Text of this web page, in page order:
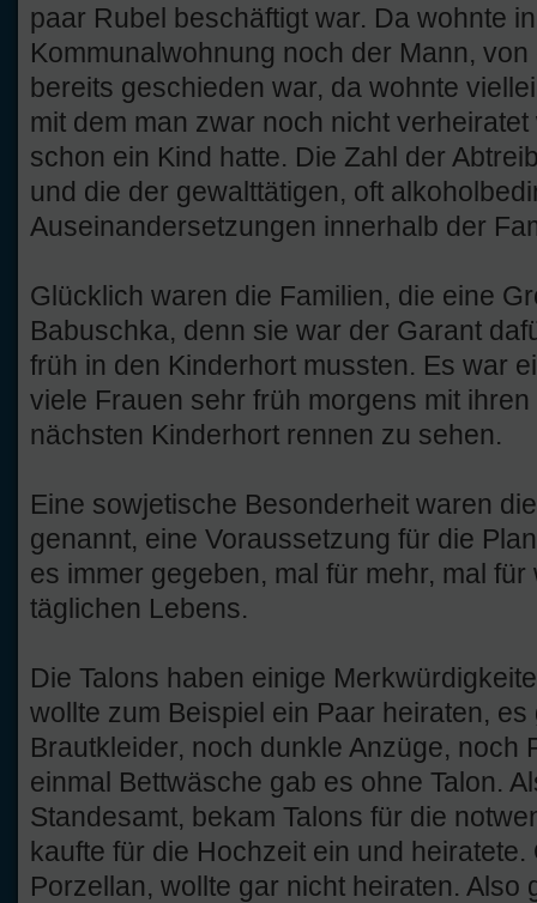
paar Rubel beschäftigt war. Da wohnte
Kommunalwohnung noch der Mann,
bereits geschieden war, da wohnte
mit dem man zwar noch nicht
schon ein Kind hatte. Die Zahl der
und die der gewalttätigen, oft
Auseinandersetzungen innerhalb der
Glücklich waren die Familien, die eine
Babuschka, denn sie war der Garant
früh in den Kinderhort mussten. Es war
viele Frauen sehr früh morgens mit
nächsten Kinderhort rennen zu sehen.
Eine sowjetische Besonderheit waren
genannt, eine Voraussetzung für die
es immer gegeben, mal für mehr, mal
täglichen Lebens.
Die Talons haben einige
wollte zum Beispiel ein Paar heiraten,
Brautkleider, noch dunkle Anzüge, noch
einmal Bettwäsche gab es ohne Talon.
Standesamt, bekam Talons für die
kaufte für die Hochzeit ein und
Porzellan, wollte gar nicht heiraten. Also